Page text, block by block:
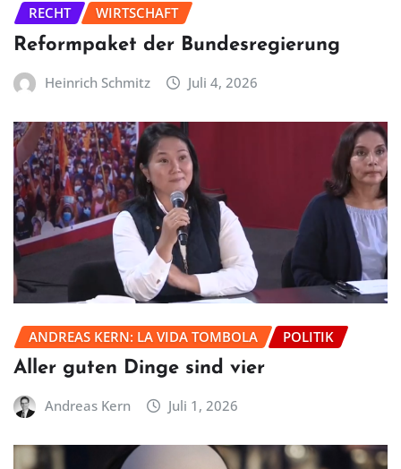
RECHT
WIRTSCHAFT
Reformpaket der Bundesregierung
Heinrich Schmitz Juli 4, 2026
ANDREAS KERN: LA VIDA TOMBOLA POLITIK
Aller guten Dinge sind vier
Andreas Kern Juli 1, 2026